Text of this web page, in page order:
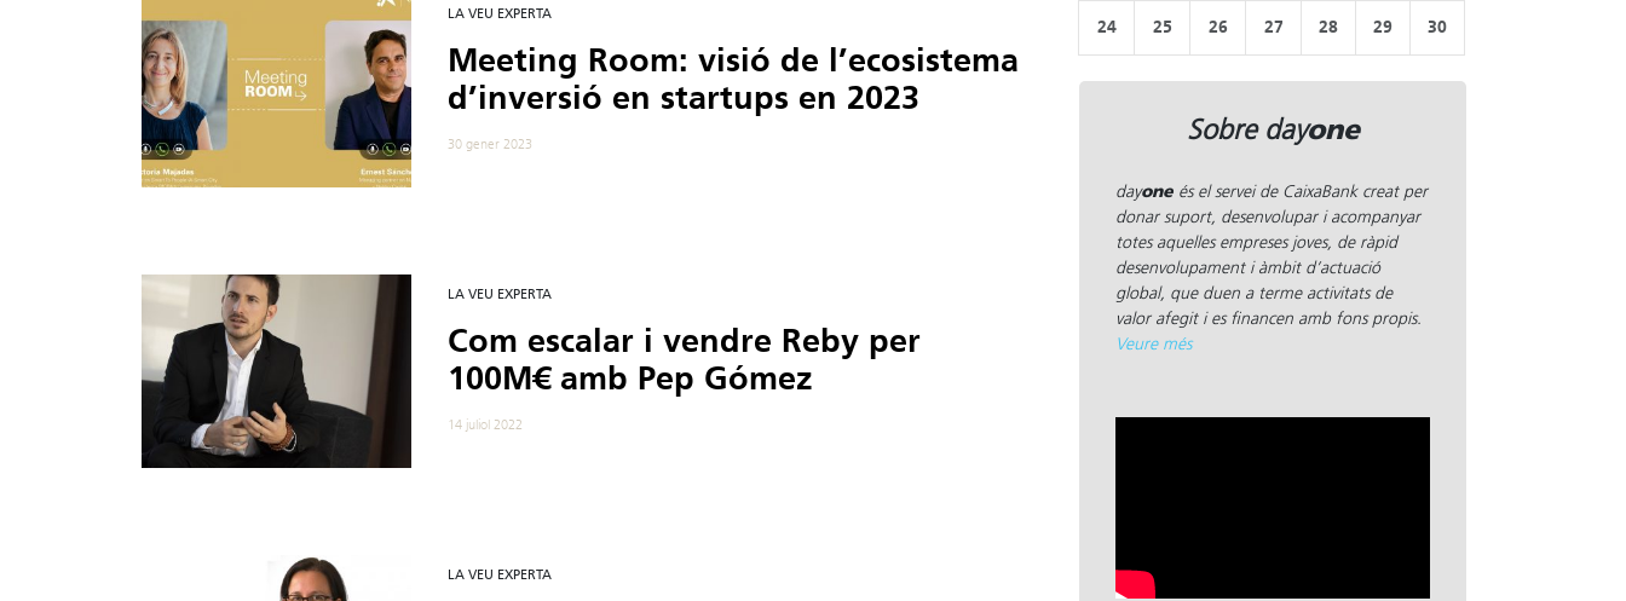
LA VEU EXPERTA
Meeting Room: visió de l’ecosistema
d’inversió en startups en 2023
30 gener 2023
LA VEU EXPERTA
Com escalar i vendre Reby per
100M€ amb Pep Gómez
14 juliol 2022
LA VEU EXPERTA
24 25 26 27 28 29 30
Sobre dayone
dayone és el servei de CaixaBank creat per
donar suport, desenvolupar i acompanyar
totes aquelles empreses joves, de ràpid
desenvolupament i àmbit d’actuació
global, que duen a terme activitats de
valor afegit i es financen amb fons propis.
Veure més